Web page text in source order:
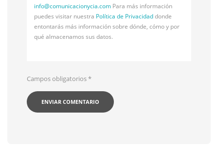
info@comunicacionycia.com Para más información
puedes visitar nuestra Política de Privacidaddonde
entontarás más información sobre dónde, cómo y por
qué almacenamos sus datos.
Campos obligatorios*